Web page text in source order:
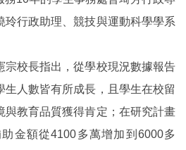
玲行政助理、競技與運動科學學系
校長指出，從學校現況數據報告
生人數皆有所成長，且學生在校留
與教育品質獲得肯定；在研究計畫
金額從4100多萬增加到6000多